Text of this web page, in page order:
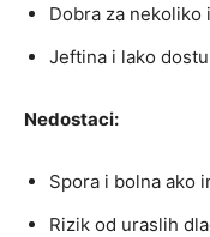
Dobra za nekoliko
Jeftina i lako
Nedostaci:
Spora i bolna ako
Rizik od uraslih